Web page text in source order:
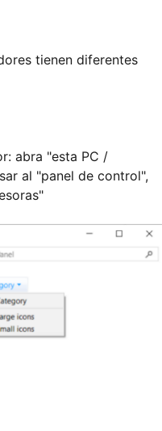
tienen diferentes
abra "esta PC /
al "panel de control",